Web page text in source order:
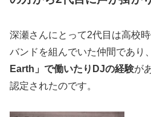
深瀬さんにとって2代目は高校
バンドを組んでいた仲間であり
Earth」で働いたりDJの経験が
認定されたのです。